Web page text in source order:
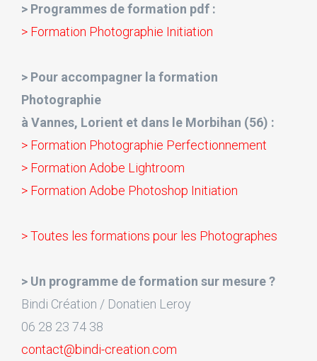
> Programmes de formation pdf :
> Formation Photographie Initiation
> Pour accompagner la formation
Photographie
à Vannes, Lorient et dans le Morbihan (56) :
> Formation Photographie Perfectionnement
> Formation Adobe Lightroom
> Formation Adobe Photoshop Initiation
> Toutes les formations pour les Photographes
> Un programme de formation sur mesure ?
Bindi Création / Donatien Leroy
06 28 23 74 38
contact@bindi-creation.com